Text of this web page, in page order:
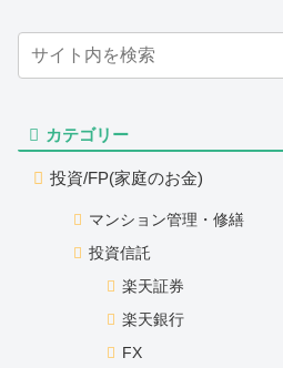
カテゴリー
投資/FP(家庭のお金)
マンション管理・修繕
投資信託
楽天証券
楽天銀行
FX